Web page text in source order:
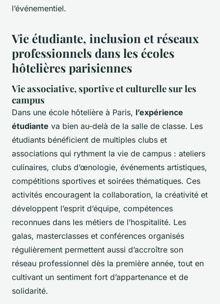
l’événementiel.
Vie étudiante, inclusion et réseaux
professionnels dans les écoles
hôtelières parisiennes
Vie associative, sportive et culturelle sur les
campus
Dans une école hôtelière à Paris, l’expérience
étudiante va bien au-delà de la salle de classe. Les
étudiants bénéficient de multiples clubs et
associations qui rythment la vie de campus : ateliers
culinaires, clubs d’œnologie, événements artistiques,
compétitions sportives et soirées thématiques. Ces
activités encouragent la collaboration, la créativité et
développent l’esprit d’équipe, compétences
reconnues dans les métiers de l’hospitalité. Les
galas, masterclasses et conférences organisés
régulièrement permettent aussi d’accroître son
réseau professionnel dès la première année, tout en
cultivant un sentiment fort d’appartenance et de
solidarité.